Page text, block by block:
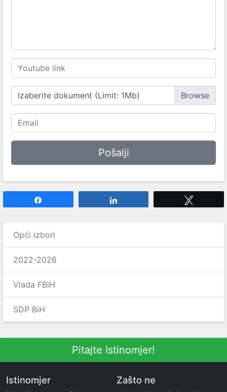
Izaberite dokument (Limit: 1Mb)
Opći izbori
2022-2026
Vlada FBiH
SDP BiH
Pitajte Istinomjer!
Istinomjer Zašto ne